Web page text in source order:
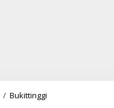
/ Bukittinggi